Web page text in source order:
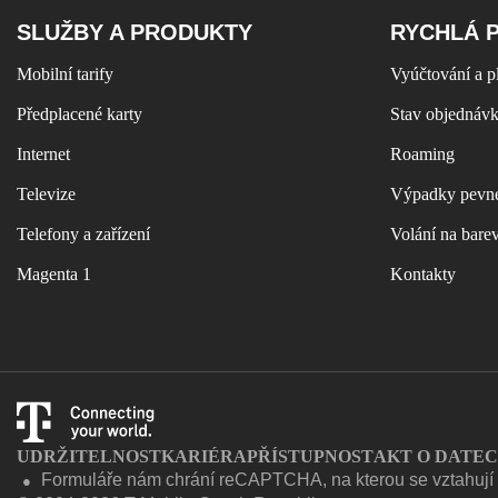
SLUŽBY A PRODUKTY
Mobilní tarify
Předplacené karty
Internet
Televize
Telefony a zařízení
Magenta 1
RYCHLÁ
Vyúčtování a
Stav
Roaming
Výpadky
Volání na
Kontakty
UDRŽITELNOSTKARIÉRAPŘÍSTUPNOSTAKT O
● Formuláře nám chrání reCAPTCHA, na kterou se vztahují